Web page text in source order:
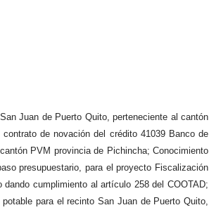
Juan de Puerto Quito, perteneciente al cantón
de novación del crédito 41039 Banco de
PVM provincia de Pichincha; Conocimiento
presupuestario, para el proyecto Fiscalización
cumplimiento al artículo 258 del COOTAD;
para el recinto San Juan de Puerto Quito,